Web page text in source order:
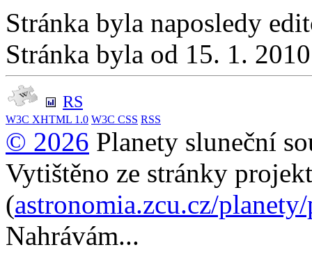
Stránka byla naposledy
Stránka byla od 15. 1.
RS
W3C XHTML 1.0 W3C CSS RSS
© 2026 Planety sluneční
Vytištěno ze stránky
(astronomia.zcu.cz/
Nahrávám...